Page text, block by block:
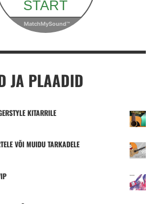
JA PLAADID
KITARRILE
VÕI MUIDU TARKADELE